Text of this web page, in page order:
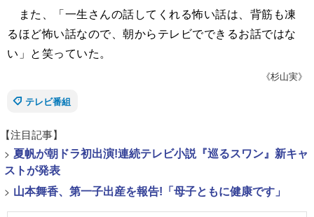
また、「一生さんの話してくれる怖い話は、背筋も凍
るほど怖い話なので、朝からテレビでできるお話ではな
い」と笑っていた。
《杉山実》
テレビ番組
【注目記事】
> 夏帆が朝ドラ初出演!連続テレビ小説『巡るスワン』新キャ
ストが発表
> 山本舞香、第一子出産を報告!「母子ともに健康です」